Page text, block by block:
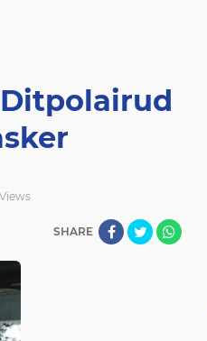
Ditpolairud
Views
SHARE